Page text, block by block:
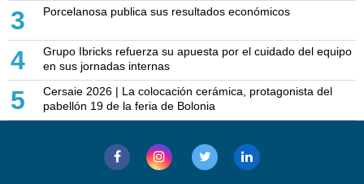
3 Porcelanosa publica sus resultados económicos
4
Grupo Ibricks refuerza su apuesta por el cuidado del equipo
en sus jornadas internas
5
Cersaie 2026 | La colocación cerámica, protagonista del
pabellón 19 de la feria de Bolonia